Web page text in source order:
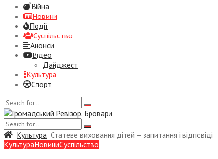
Війна
Новини
Події
Суспiльство
Анонси
Відео
Дайджест
Культура
Спорт
Культура Статеве виховання дітей – запитання і відповіді
КультураНовиниСуспiльство